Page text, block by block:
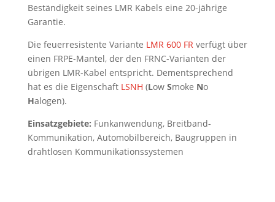
Beständigkeit seines LMR Kabels eine 20-jährige
Garantie.
Die feuerresistente Variante LMR 600 FR verfügt über
einen FRPE-Mantel, der den FRNC-Varianten der
übrigen LMR-Kabel entspricht. Dementsprechend
hat es die Eigenschaft LSNH (Low Smoke No
Halogen).
Einsatzgebiete: Funkanwendung, Breitband-
Kommunikation, Automobilbereich, Baugruppen in
drahtlosen Kommunikationssystemen